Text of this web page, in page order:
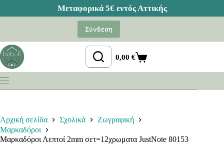
Σύνδεση
Καλάθι
Αγορών
0,00€
Αρχική σελίδα Σχολικά
Ζωγραφική
Μαρκαδόροι
Μαρκαδόροι Λεπτοί 2mm σετ=12χρωματα JustNote 80153